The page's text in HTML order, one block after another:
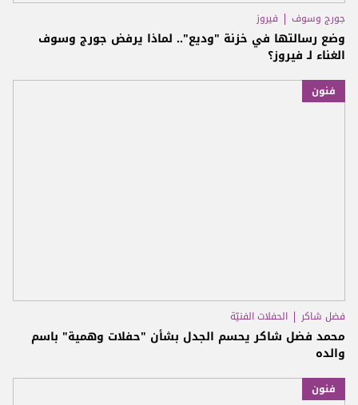
جورج وسوف فيروز
وضع رسالتها في خزنة "وديع".. لماذا يرفض جورج وسوف
الغناء لـ فيروز؟
فنون
فضل شاكر الحفلات الفنيّة
محمد فضل شاكر يحسم الجدل بشأن "حفلات وهمية" باسم
والده
فنون